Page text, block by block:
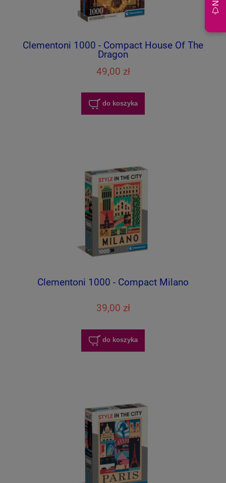
Clementoni 1000 - Compact House Of The
Dragon
49,00 zł
do koszyka
Clementoni 1000 - Compact Milano
39,00 zł
do koszyka